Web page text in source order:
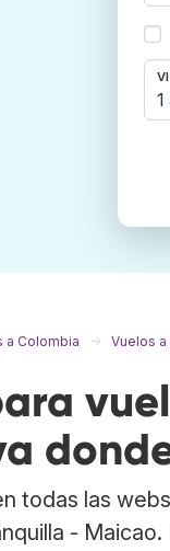
1
a Colombia Vuelos a
todas las
-